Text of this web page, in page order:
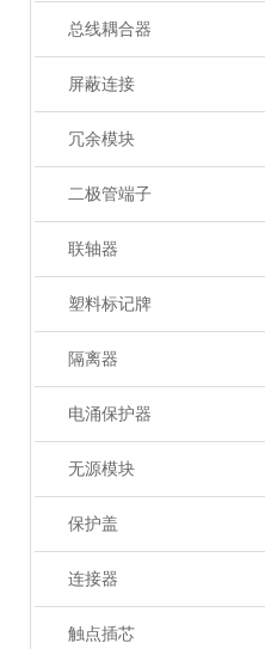
总线耦合器
屏蔽连接
冗余模块
二极管端子
联轴器
塑料标记牌
隔离器
电涌保护器
无源模块
保护盖
连接器
触点插芯